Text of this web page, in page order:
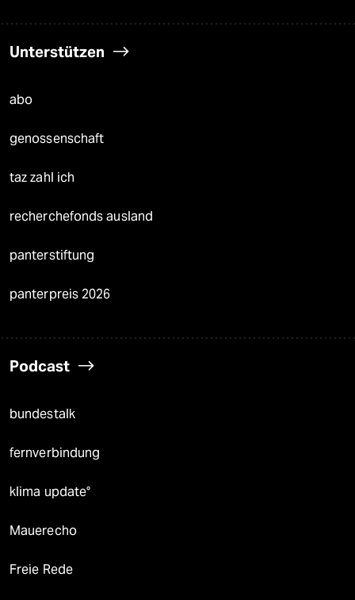
Unterstützen
abo
genossenschaft
taz zahl ich
recherchefonds ausland
panterstiftung
panterpreis 2026
Podcast
bundestalk
fernverbindung
klima update°
Mauerecho
Freie Rede